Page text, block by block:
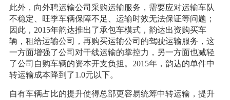
此外，向外聘运输公司采购运输服务，需要应对运输车队
不稳定、旺季车辆保障不足、运输时效无法保证等问题；
因此，2015年韵达推出了承包车模式，韵达出资购买车
辆，租给运输公司，再购买运输公司的驾驶运输服务，这
一方面增强了公司对干线运输的掌控力，另一方面也减轻
了公司自购车辆的资本开支负担。2015年，韵达的单件中
转运输成本降到了1.0元以下。
自有车辆占比的提升使得总部更容易统筹中转运输，提升